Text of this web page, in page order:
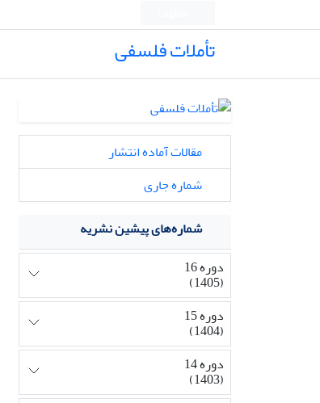
تأملات فلسفی
مقالات آماده انتشار
شماره جاری
شماره‌های پیشین نشریه
دوره 16
(1405)
دوره 15
(1404)
دوره 14
(1403)